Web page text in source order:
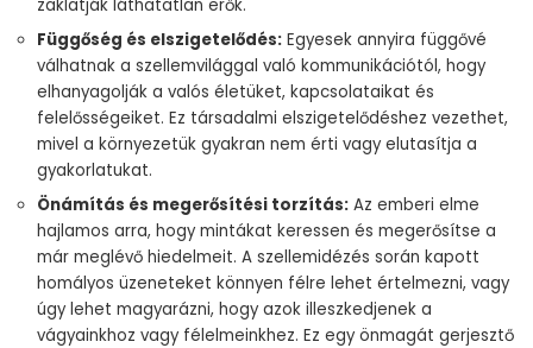
zaklatják láthatatlan erők.
Függőség és elszigetelődés: Egyesek annyira függővé
válhatnak a szellemvilággal való kommunikációtól, hogy
elhanyagolják a valós életüket, kapcsolataikat és
felelősségeiket. Ez társadalmi elszigetelődéshez vezethet,
mivel a környezetük gyakran nem érti vagy elutasítja a
gyakorlatukat.
Önámítás és megerősítési torzítás: Az emberi elme
hajlamos arra, hogy mintákat keressen és megerősítse a
már meglévő hiedelmeit. A szellemidézés során kapott
homályos üzeneteket könnyen félre lehet értelmezni, vagy
úgy lehet magyarázni, hogy azok illeszkedjenek a
vágyainkhoz vagy félelmeinkhez. Ez egy önmagát gerjesztő